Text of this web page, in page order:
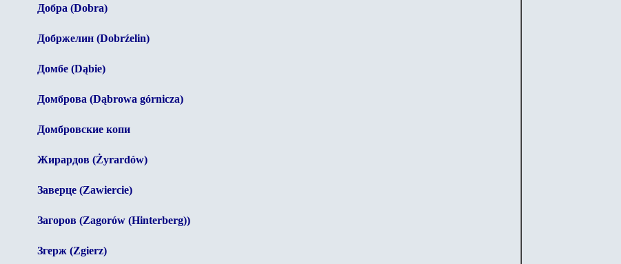
Добра (Dobra)
Добржелин (Dobrźelin)
Домбе (Dąbie)
Домброва (Dąbrowa górnicza)
Домбровские копи
Жирардов (Żyrardów)
Заверце (Zawiercie)
Загоров (Zagorów (Hinterberg))
Згерж (Zgierz)